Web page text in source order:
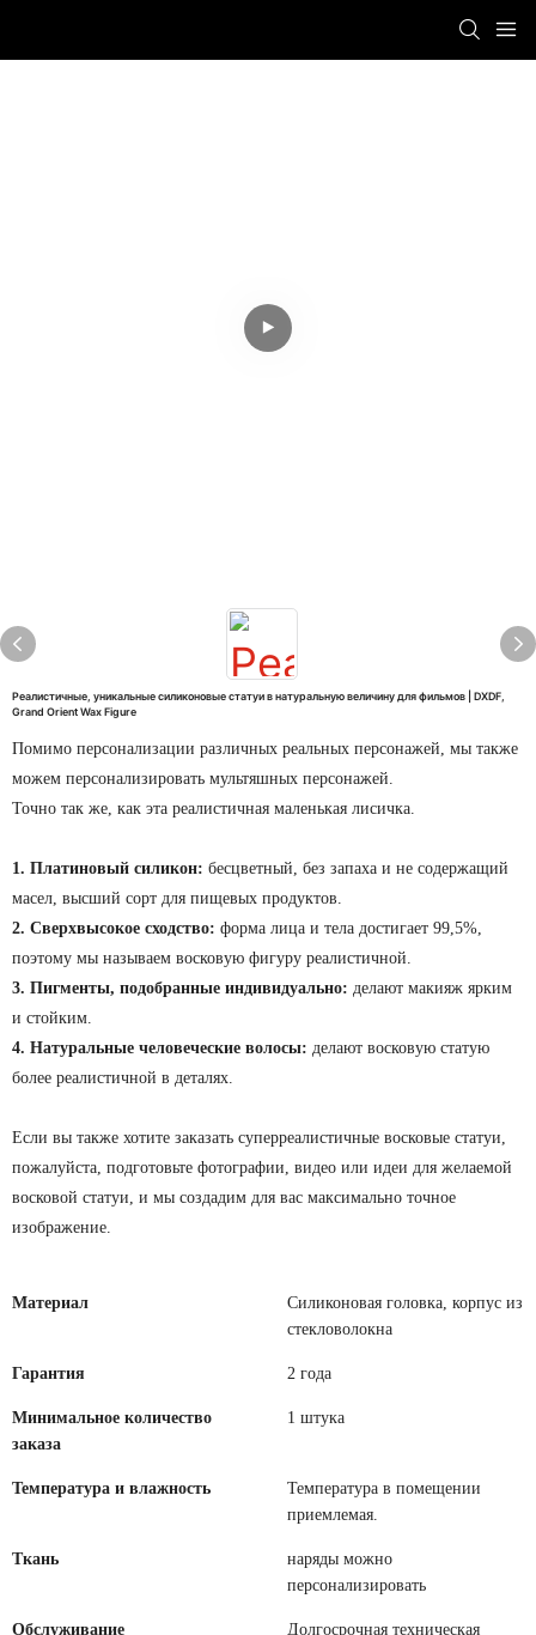
Реалистичные, уникальные силиконовые статуи в натуральную величину для фильмов | DXDF,
Grand Orient Wax Figure
Помимо персонализации различных реальных персонажей, мы также
можем персонализировать мультяшных персонажей.
Точно так же, как эта реалистичная маленькая лисичка.
1. Платиновый силикон: бесцветный, без запаха и не содержащий
масел, высший сорт для пищевых продуктов.
2. Сверхвысокое сходство: форма лица и тела достигает 99,5%,
поэтому мы называем восковую фигуру реалистичной.
3. Пигменты, подобранные индивидуально: делают макияж ярким
и стойким.
4. Натуральные человеческие волосы: делают восковую статую
более реалистичной в деталях.
Если вы также хотите заказать суперреалистичные восковые статуи,
пожалуйста, подготовьте фотографии, видео или идеи для желаемой
восковой статуи, и мы создадим для вас максимально точное
изображение.
Материал
Силиконовая головка, корпус из
стекловолокна
Гарантия 2 года
Минимальное количество
заказа
1 штука
Температура и влажность
Температура в помещении
приемлемая.
Ткань
наряды можно
персонализировать
Обслуживание
Долгосрочная техническая